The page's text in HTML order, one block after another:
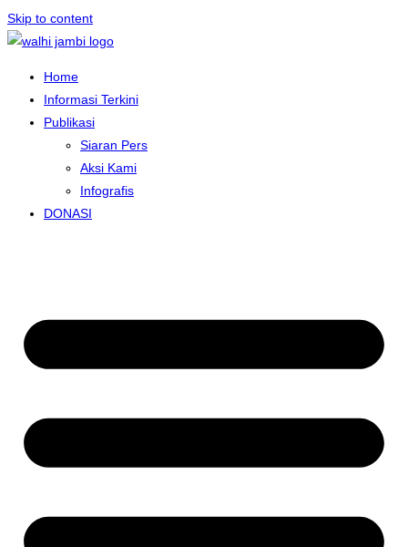
Skip to content
Home
Informasi Terkini
Publikasi
Siaran Pers
Aksi Kami
Infografis
DONASI